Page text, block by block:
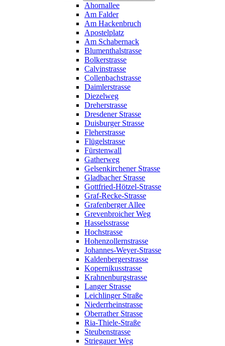
Ahornallee
Am Falder
Am Hackenbruch
Apostelplatz
Am Schabernack
Blumenthalstrasse
Bolkerstrasse
Calvinstrasse
Collenbachstrasse
Daimlerstrasse
Diezelweg
Dreherstrasse
Dresdener Strasse
Duisburger Strasse
Fleherstrasse
Flügelstrasse
Fürstenwall
Gatherweg
Gelsenkirchener Strasse
Gladbacher Strasse
Gottfried-Hötzel-Strasse
Graf-Recke-Strasse
Grafenberger Allee
Grevenbroicher Weg
Hasselsstrasse
Hochstrasse
Hohenzollernstrasse
Johannes-Weyer-Strasse
Kaldenbergerstrasse
Kopernikusstrasse
Krahnenburgstrasse
Langer Strasse
Leichlinger Straße
Niederrheinstrasse
Oberrather Strasse
Ria-Thiele-Straße
Steubenstrasse
Striegauer Weg